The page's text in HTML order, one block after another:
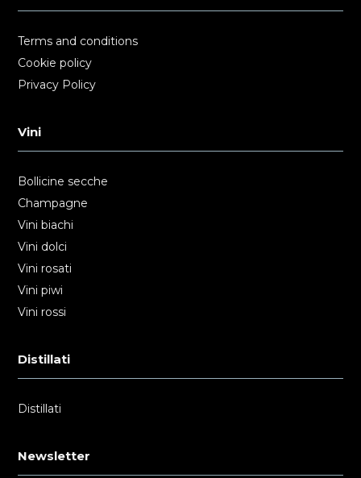
Terms and conditions
Cookie policy
Privacy Policy
Vini
Bollicine secche
Champagne
Vini biachi
Vini dolci
Vini rosati
Vini piwi
Vini rossi
Distillati
Distillati
Newsletter